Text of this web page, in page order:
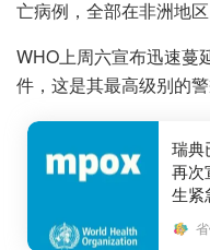
亡病例，全部在非洲地区
WHO上周六宣布迅速蔓
件，这是其最高级别的警
瑞典
再次
生紧